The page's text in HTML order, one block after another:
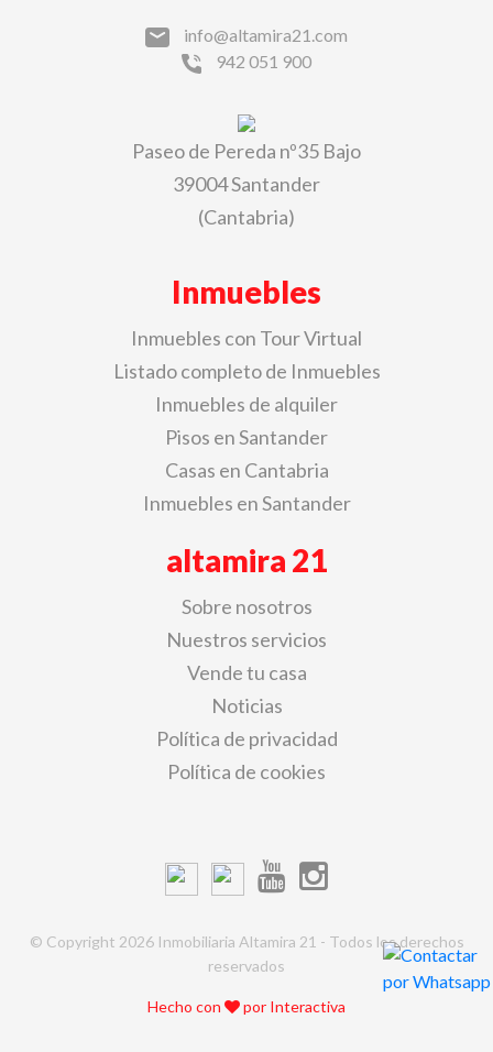
info@altamira21.com
942 051 900
Paseo de Pereda nº35 Bajo
39004 Santander
(Cantabria)
Inmuebles
Inmuebles con Tour Virtual
Listado completo de Inmuebles
Inmuebles de alquiler
Pisos en Santander
Casas en Cantabria
Inmuebles en Santander
altamira 21
Sobre nosotros
Nuestros servicios
Vende tu casa
Noticias
Política de privacidad
Política de cookies
© Copyright 2026 Inmobiliaria Altamira 21 - Todos los derechos
reservados
Hecho con por Interactiva